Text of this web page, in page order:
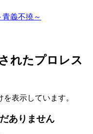
青義不撓～
れたプロレス
表示しています。
ありません